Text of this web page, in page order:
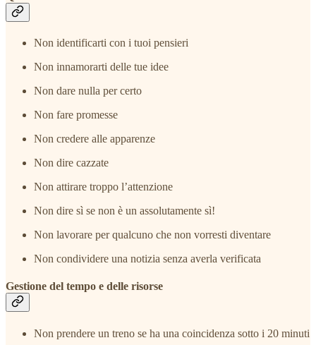
Non identificarti con i tuoi pensieri
Non innamorarti delle tue idee
Non dare nulla per certo
Non fare promesse
Non credere alle apparenze
Non dire cazzate
Non attirare troppo l’attenzione
Non dire sì se non è un assolutamente sì!
Non lavorare per qualcuno che non vorresti diventare
Non condividere una notizia senza averla verificata
Gestione del tempo e delle risorse
Non prendere un treno se ha una coincidenza sotto i 20 minuti